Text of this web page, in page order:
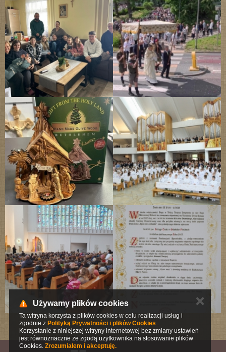
Używamy plików cookies
Ta witryna korzysta z plików cookies w celu realizacji usług i
zgodnie z Polityką Prywatności i plików Cookies .
Korzystanie z niniejszej witryny internetowej bez zmiany ustawień
jest równoznaczne ze zgodą użytkownika na stosowanie plików
Cookies. Zrozumiałem i akceptuję.
✕